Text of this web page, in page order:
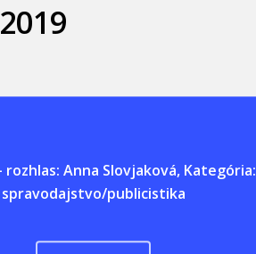
rozhlas: Anna Slovjaková, Kategória:
spravodajstvo/publicistika